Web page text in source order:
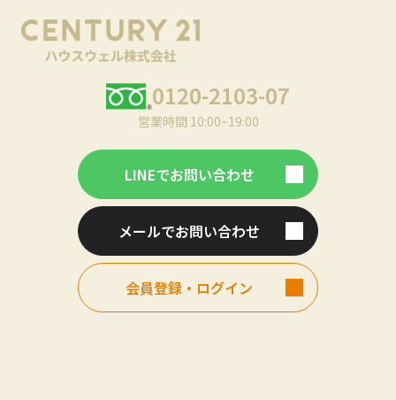
0120-2103-07
営業時間 10:00~19:00
LINEでお問い合わせ
メールでお問い合わせ
会員登録・ログイン